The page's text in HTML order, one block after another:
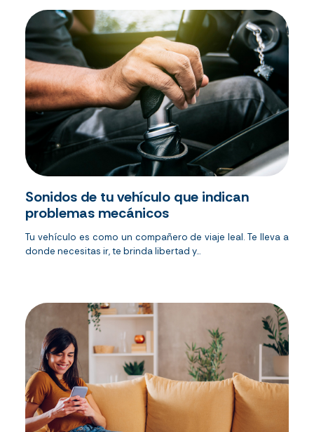
Sonidos de tu vehículo que indican
problemas mecánicos
Tu vehículo es como un compañero de viaje leal. Te lleva a
donde necesitas ir, te brinda libertad y...